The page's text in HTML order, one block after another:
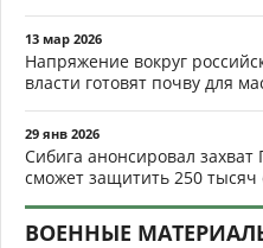
13 мар 2026
Напряжение вокруг
власти готовят почву для
29 янв 2026
Сибига анонсировал захват
сможет защитить 250 тысяч
ВОЕННЫЕ